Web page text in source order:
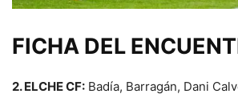
FICHA DEL
2. ELCHE CF: Badía, Barragán, Dani